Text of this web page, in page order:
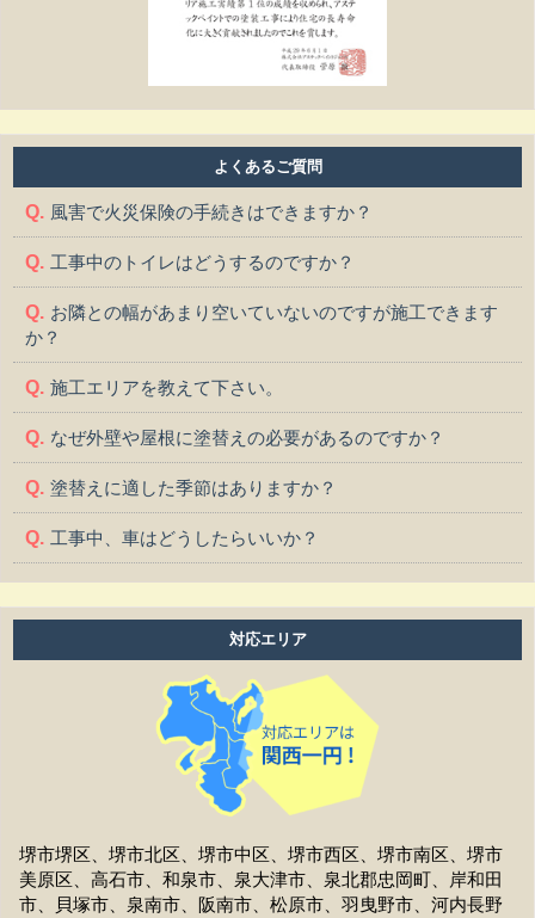
よくあるご質問
風害で火災保険の手続きはできますか？
工事中のトイレはどうするのですか？
お隣との幅があまり空いていないのですが施工できます
か？
施工エリアを教えて下さい。
なぜ外壁や屋根に塗替えの必要があるのですか？
塗替えに適した季節はありますか？
工事中、車はどうしたらいいか？
工事中、気になる事や相談などがある場合はどうすれば
よいですか？
工事中は留守をしても大丈夫ですか？
施工後の保証はどうなっていますか？
作業時間は何時から何時までですか？
家の周囲に荷物を置いてますが、どこまで片付ければよ
洗濯物は干せますか？
対応エリア
堺市堺区、堺市北区、堺市中区、堺市西区、堺市南区、堺市
美原区、高石市、和泉市、泉大津市、泉北郡忠岡町、岸和田
市、貝塚市、泉南市、阪南市、松原市、羽曳野市、河内長野